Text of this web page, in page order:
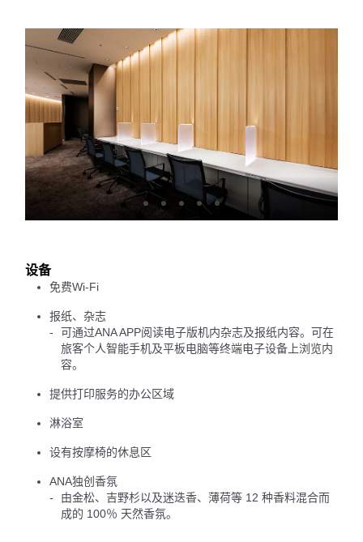
设备
免费Wi-Fi
报纸、杂志
可通过ANA APP阅读电子版机内杂志及报纸内容。可在
旅客个人智能手机及平板电脑等终端电子设备上浏览内
容。
提供打印服务的办公区域
淋浴室
设有按摩椅的休息区
ANA独创香氛
由金松、吉野杉以及迷迭香、薄荷等 12 种香料混合而
成的 100％ 天然香氛。